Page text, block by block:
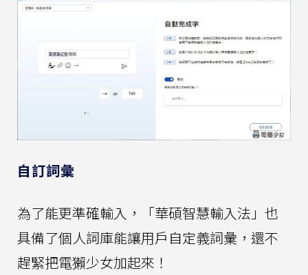
自訂詞彙
為了能更準確輸入，「華碩智慧輸入法」也
具備了個人詞庫能讓用戶自定義詞彙，還不
趕緊把電獺少女加起來！